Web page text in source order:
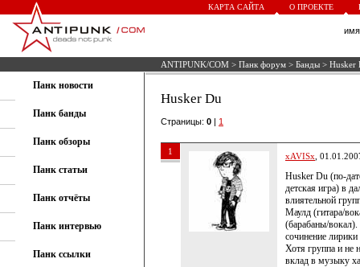
КАРТА САЙТА О ПРОЕКТЕ
ANTIPUNK/COM > Панк форум > Банды > Husker
Панк новости
Панк банды
Панк обзоры
Панк статьи
Панк отчёты
Панк интервью
Панк ссылки
Husker Du
Страницы: 0 | 1
1 xAVISx ,
Husker Du (по-
детская игра) в
влиятельной
Маулд (гитара/
(барабаны/
сочинение
Хотя группа и не
вклад в музыку